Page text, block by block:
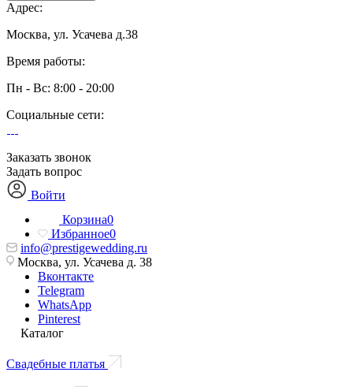
Адрес:
Москва, ул. Усачева д.38
Время работы:
Пн - Вс: 8:00 - 20:00
Социальные сети:
Заказать звонок
Задать вопрос
Войти
Корзина0
Избранное0
info@prestigewedding.ru
Москва, ул. Усачева д. 38
Вконтакте
Telegram
WhatsApp
Pinterest
Каталог
Свадебные платья